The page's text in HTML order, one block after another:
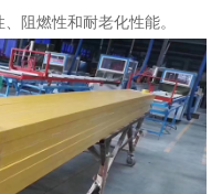
阻燃性和耐老化性能。